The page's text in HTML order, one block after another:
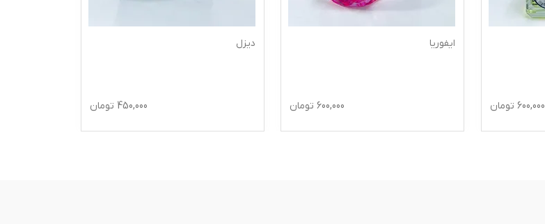
600,000 تومان
ایفوریا
600,000 تومان
دیزل
450,000 تومان